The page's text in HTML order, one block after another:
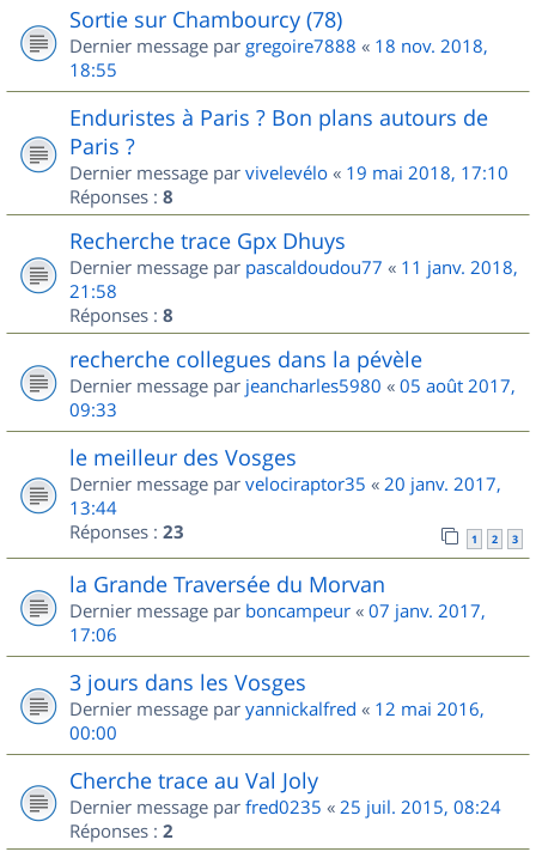
Sortie sur Chambourcy (78)
Dernier message par gregoire7888 « 18 nov. 2018,
18:55
Enduristes à Paris ? Bon plans autours de
Paris ?
Dernier message par vivelevélo « 19 mai 2018, 17:10
Réponses : 8
Recherche trace Gpx Dhuys
Dernier message par pascaldoudou77 « 11 janv. 2018,
21:58
Réponses : 8
recherche collegues dans la pévèle
Dernier message par jeancharles5980 « 05 août 2017,
09:33
le meilleur des Vosges
Dernier message par velociraptor35 « 20 janv. 2017,
13:44
Réponses : 23 1 2 3
la Grande Traversée du Morvan
Dernier message par boncampeur « 07 janv. 2017,
17:06
3 jours dans les Vosges
Dernier message par yannickalfred « 12 mai 2016,
00:00
Cherche trace au Val Joly
Dernier message par fred0235 « 25 juil. 2015, 08:24
Réponses : 2